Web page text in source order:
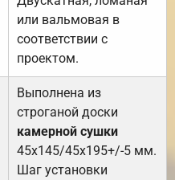
или вальмовая в
соответствии с
проектом.
Выполнена из
строганой доски
камерной сушки
45х145/45х195+/-5 мм.
Шаг установки